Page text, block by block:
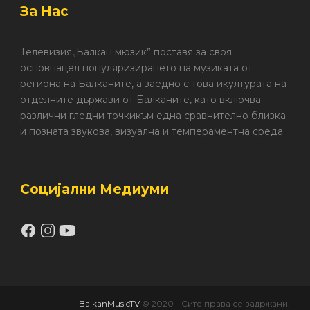
За Нас
Телевизия„Балкан мюзик” поставя за своя
основнацел популяризирането на музиката от
региона на Балканите, а заедно с това икултурата на
отделните държави от Балканите, като включва
различни гледни точкикъм една сравнително близка
и позната звукова, визуална и темпераментна среда
Социјални Медиуми
BalkanMusicTV© 2020 - Сите права се задржани.